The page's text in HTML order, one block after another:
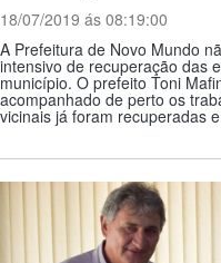
18/07/2019 ás 08:19:00
A Prefeitura de Novo Mundo
intensivo de recuperação das
município. O prefeito Toni
acompanhado de perto os
vicinais já foram recuperadas